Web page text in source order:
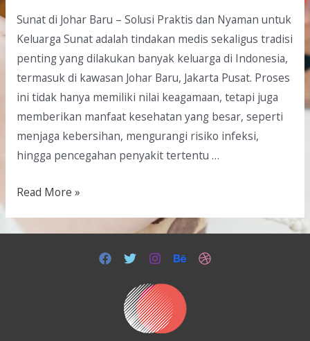
Sunat di Johar Baru – Solusi Praktis dan Nyaman untuk
Keluarga Sunat adalah tindakan medis sekaligus tradisi
penting yang dilakukan banyak keluarga di Indonesia,
termasuk di kawasan Johar Baru, Jakarta Pusat. Proses
ini tidak hanya memiliki nilai keagamaan, tetapi juga
memberikan manfaat kesehatan yang besar, seperti
menjaga kebersihan, mengurangi risiko infeksi,
hingga pencegahan penyakit tertentu …
Read More »